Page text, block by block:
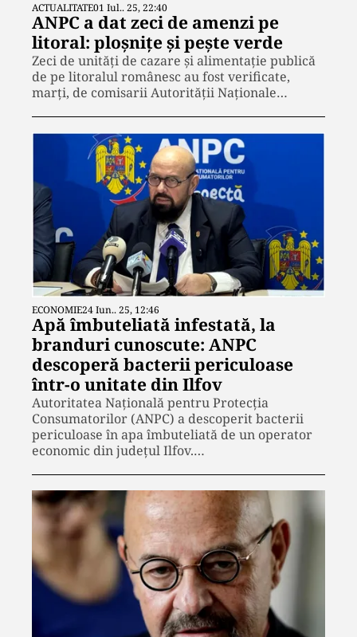
ACTUALITATE01 Iul.. 25, 22:40
ANPC a dat zeci de amenzi pe
litoral: ploșnițe și pește verde
Zeci de unități de cazare și alimentație publică
de pe litoralul românesc au fost verificate,
marți, de comisarii Autorității Naționale…
ECONOMIE24 Iun.. 25, 12:46
Apă îmbuteliată infestată, la
branduri cunoscute: ANPC
descoperă bacterii periculoase
într-o unitate din Ilfov
Autoritatea Națională pentru Protecția
Consumatorilor (ANPC) a descoperit bacterii
periculoase în apa îmbuteliată de un operator
economic din județul Ilfov.…